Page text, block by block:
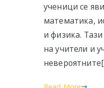
ученици се
математика,
и физика.
на учители и